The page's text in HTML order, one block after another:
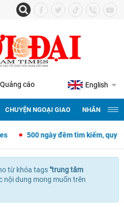
Quảng cáo English
CHUYỆN NGOẠI GIAO NHÂN
500 ngày đêm tìm kiếm, quy
từ khóa tags "trung tâm
nội dung mong muốn trên